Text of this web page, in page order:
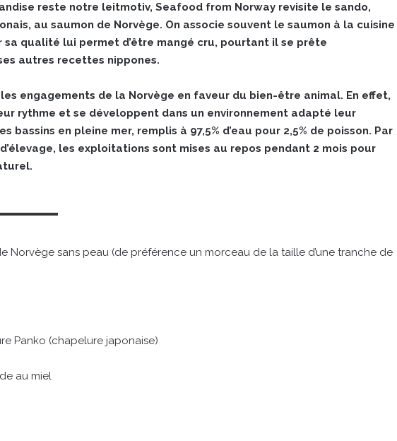
reste notre leitmotiv, Seafood from Norway revisite le sando,
au saumon de Norvège. On associe souvent le saumon à la cuisine
sa qualité lui permet d’être mangé cru, pourtant il se prête
autres recettes nippones.
engagements de la Norvège en faveur du bien-être animal. En effet,
rythme et se développent dans un environnement adapté leur
bassins en pleine mer, remplis à 97,5% d’eau pour 2,5% de poisson. Par
les exploitations sont mises au repos pendant 2 mois pour
Norvège sans peau (de préférence un morceau de la taille d’une tranche de
Panko (chapelure japonaise)
au miel